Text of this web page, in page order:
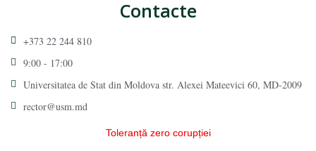
Contacte
+373 22 244 810
9:00 - 17:00
Universitatea de Stat din Moldova str. Alexei Mateevici 60, MD-2009
rector@usm.md
Toleranță zero corupției